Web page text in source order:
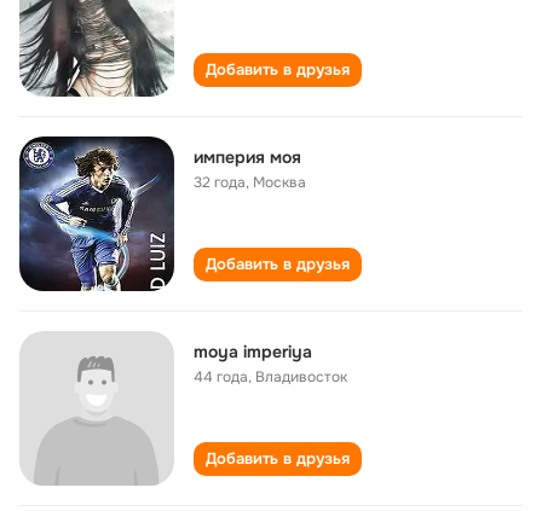
Добавить в друзья
империя моя
32 года, Москва
Добавить в друзья
moya imperiya
44 года, Владивосток
Добавить в друзья